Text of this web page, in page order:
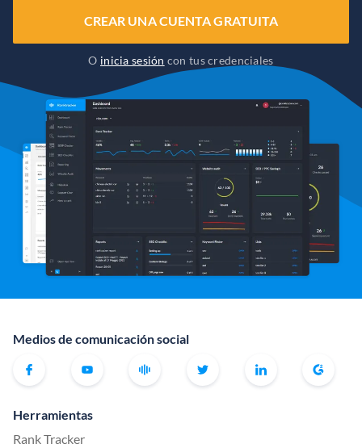
CREAR UNA CUENTA GRATUITA
O inicia sesión con tus credenciales
Medios de comunicación social
Herramientas
Rank Tracker